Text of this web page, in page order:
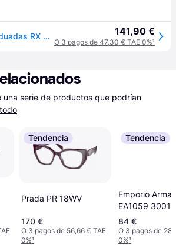
Ray-Ban Gafas Graduadas RX 8903 5263 141,90 €
O 3 pagos de 47,30 € TAE 0%¹
una serie de productos que podrían
Tendencia
Prada PR 18WV
170 €
O 3 pagos de 56,66 € TAE
0%¹
Tendencia
Emporio
EA1059 3001
84 €
O 3 pagos de
0%¹